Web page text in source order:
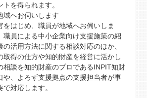
を得られます。
へお伺いします
をはじめ、職員が地域へお伺いしま
職員による中小企業向け支援施策の紹
の活用方法に関する相談対応のほか、
取得の仕方や知的財産を経営に活かし
相談を知的財産のプロであるINPIT知財
や、よろず支援拠点の支援担当者が事
対応します。